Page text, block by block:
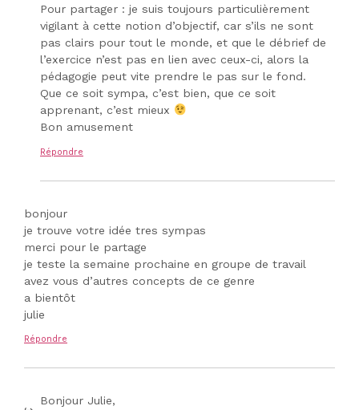
Pour partager : je suis toujours particulièrement
vigilant à cette notion d’objectif, car s’ils ne sont
pas clairs pour tout le monde, et que le débrief de
l’exercice n’est pas en lien avec ceux-ci, alors la
pédagogie peut vite prendre le pas sur le fond.
Que ce soit sympa, c’est bien, que ce soit
apprenant, c’est mieux
Bon amusement
Répondre
bonjour
je trouve votre idée tres sympas
merci pour le partage
je teste la semaine prochaine en groupe de travail
avez vous d’autres concepts de ce genre
a bientôt
julie
Répondre
Bonjour Julie,